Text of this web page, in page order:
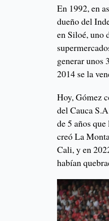
En 1992, en
dueño del
en Siloé, uno
generar unos
2014 se la
Hoy, Gómez
del Cauca
de 5 años
creó La
Cali, y en
habían